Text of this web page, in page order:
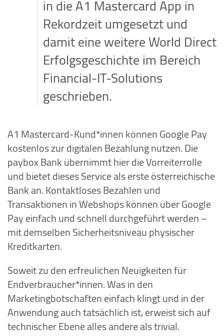
in die A1 Mastercard App in
Rekordzeit umgesetzt und
damit eine weitere World Direct
Erfolgsgeschichte im Bereich
Financial-IT-Solutions
geschrieben.
A1 Mastercard-Kund*innen können Google Pay
kostenlos zur digitalen Bezahlung nutzen. Die
paybox Bank übernimmt hier die Vorreiterrolle
und bietet dieses Service als erste österreichische
Bank an. Kontaktloses Bezahlen und
Transaktionen in Webshops können über Google
Pay einfach und schnell durchgeführt werden –
mit demselben Sicherheitsniveau physischer
Kreditkarten.
Soweit zu den erfreulichen Neuigkeiten für
Endverbraucher*innen. Was in den
Marketingbotschaften einfach klingt und in der
Anwendung auch tatsächlich ist, erweist sich auf
technischer Ebene alles andere als trivial.